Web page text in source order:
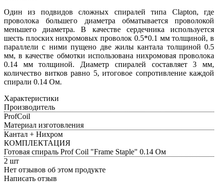
Один из подвидов сложных спиралей типа Clapton, где
проволока большего диаметра обматывается проволокой
меньшего диаметра. В качестве сердечника используется
шесть плоских нихромовых проволок 0.5*0.1 мм толщиной, в
параллели с ними пущено две жилы кантала толщиной 0.5
мм, в качестве обмотки использована нихромовая проволока
0.14 мм толщиной. Диаметр спиралей составляет 3 мм,
количество витков равно 5, итоговое сопротивление каждой
спирали 0.14 Ом.
Характеристики
Производитель
ProfCoil
Материал изготовления
Кантал + Нихром
КОМПЛЕКТАЦИЯ
Готовая спираль Prof Coil "Frame Staple" 0.14 Ом
2 шт
Нет отзывов об этом продукте
Написать отзыв